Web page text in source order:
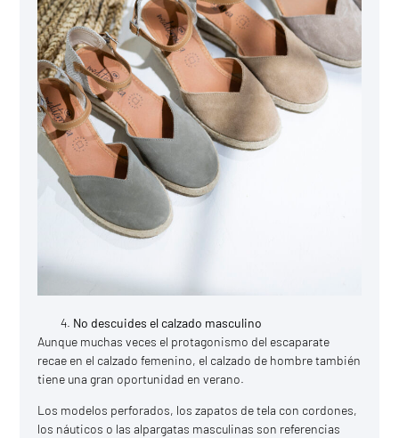
No descuides el calzado masculino
Aunque muchas veces el protagonismo del escaparate
recae en el calzado femenino, el calzado de hombre también
tiene una gran oportunidad en verano.
Los modelos perforados, los zapatos de tela con cordones,
los náuticos o las alpargatas masculinas son referencias